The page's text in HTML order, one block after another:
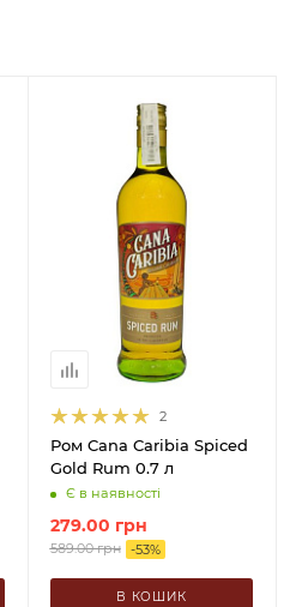
2
Ром Cana Caribia Spiced
Gold Rum 0.7 л
Є в наявності
279.00 грн
589.00грн -53%
В КОШИК